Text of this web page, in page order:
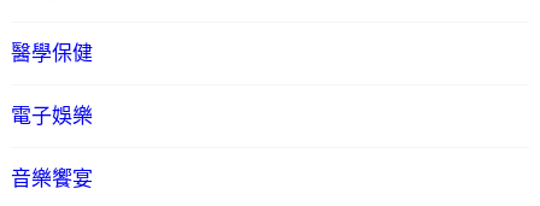
醫學保健
電子娛樂
音樂饗宴